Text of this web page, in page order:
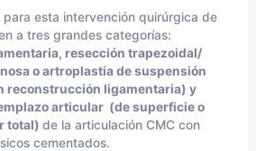
para esta intervención quirúrgica de
a tres grandes categorías:
resección trapezoidal/
o artroplastia de suspensión
reconstrucción ligamentaria) y
articular (de superficie o
total) de la articulación CMC con
cementados.